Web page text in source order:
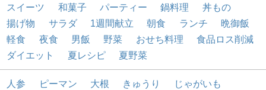
スイーツ
和菓子 パーティー 鍋料理
丼もの
揚げ物
サラダ 1週間献立 朝食 ランチ
晩御飯
軽食
夜食 男飯 野菜 おせち料理
食品ロス削減
ダイエット
夏レシピ 夏野菜
人参 ピーマン 大根 きゅうり
じゃがいも